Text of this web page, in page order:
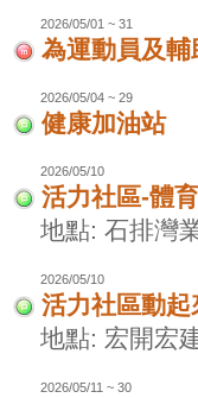
2026/05/01 ~ 31
為運動員及
2026/05/04 ~ 29
健康加油站
2026/05/10
活力社區-體
地點: 石排灣
2026/05/10
活力社區動
地點: 宏開宏
2026/05/11 ~ 30